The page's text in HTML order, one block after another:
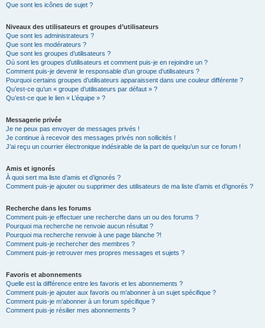
Que sont les icônes de sujet ?
Niveaux des utilisateurs et groupes d’utilisateurs
Que sont les administrateurs ?
Que sont les modérateurs ?
Que sont les groupes d’utilisateurs ?
Où sont les groupes d’utilisateurs et comment puis-je en rejoindre un ?
Comment puis-je devenir le responsable d’un groupe d’utilisateurs ?
Pourquoi certains groupes d’utilisateurs apparaissent dans une couleur différente ?
Qu’est-ce qu’un « groupe d’utilisateurs par défaut » ?
Qu’est-ce que le lien « L’équipe » ?
Messagerie privée
Je ne peux pas envoyer de messages privés !
Je continue à recevoir des messages privés non sollicités !
J’ai reçu un courrier électronique indésirable de la part de quelqu’un sur ce forum !
Amis et ignorés
À quoi sert ma liste d’amis et d’ignorés ?
Comment puis-je ajouter ou supprimer des utilisateurs de ma liste d’amis et d’ignorés ?
Recherche dans les forums
Comment puis-je effectuer une recherche dans un ou des forums ?
Pourquoi ma recherche ne renvoie aucun résultat ?
Pourquoi ma recherche renvoie à une page blanche ?!
Comment puis-je rechercher des membres ?
Comment puis-je retrouver mes propres messages et sujets ?
Favoris et abonnements
Quelle est la différence entre les favoris et les abonnements ?
Comment puis-je ajouter aux favoris ou m’abonner à un sujet spécifique ?
Comment puis-je m’abonner à un forum spécifique ?
Comment puis-je résilier mes abonnements ?